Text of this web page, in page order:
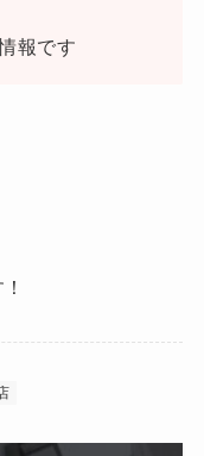
報です